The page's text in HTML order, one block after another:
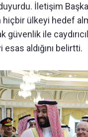
İletişim
hiçbir ülkeyi hedef
güvenlik ile
aldığını belirtti.